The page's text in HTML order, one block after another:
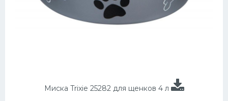
Миска Trixie 25282 для щенков 4 л